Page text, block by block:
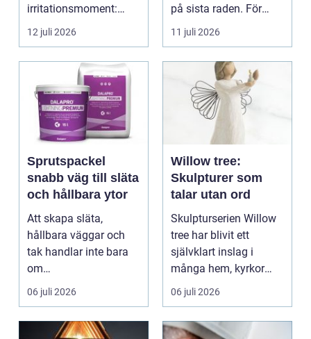
irritationsmoment:
långsam avrinning ...
12 juli 2026
på sista raden. För
många entrepren...
11 juli 2026
Sprutspackel
snabb väg till släta
och hållbara ytor
Att skapa släta,
hållbara väggar och
tak handlar inte bara
om
hantverksskicklighet.
Valet av materia...
06 juli 2026
Willow tree:
Skulpturer som
talar utan ord
Skulpturserien Willow
tree har blivit ett
självklart inslag i
många hem, kyrkor
och kapel...
06 juli 2026